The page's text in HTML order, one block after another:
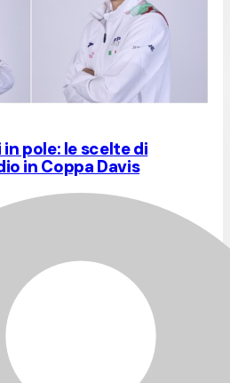
pole: le scelte di
in Coppa Davis